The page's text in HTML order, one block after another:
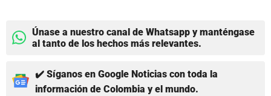
Únase a nuestro canal de Whatsapp y manténgase
al tanto de los hechos más relevantes.
✔️ Síganos en Google Noticias con toda la
información de Colombia y el mundo.